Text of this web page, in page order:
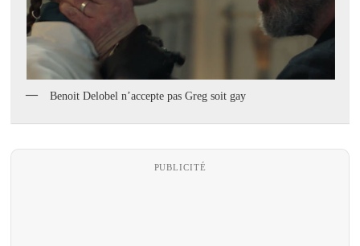
Benoit Delobel n’accepte pas Greg soit gay
PUBLICITÉ